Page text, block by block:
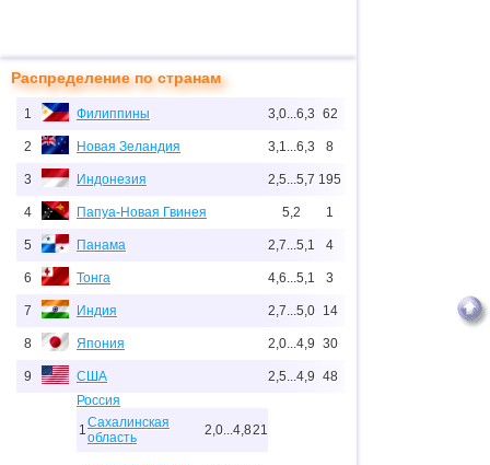
Распределение по странам
1 Филиппины 3,0...6,3 62
2 Новая Зеландия 3,1...6,3 8
3 Индонезия 2,5...5,7 195
4 Папуа-Новая Гвинея 5,2 1
5 Панама 2,7...5,1 4
6 Тонга 4,6...5,1 3
7 Индия 2,7...5,0 14
8 Япония 2,0...4,9 30
9 США 2,5...4,9 48
Россия
1Сахалинская
область
2,0...4,821